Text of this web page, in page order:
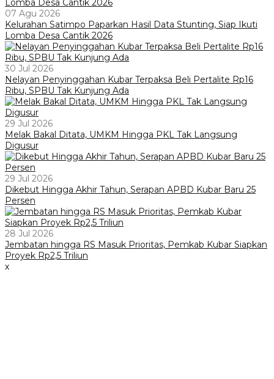
07 Agu 2026
Kelurahan Satimpo Paparkan Hasil Data Stunting, Siap Ikuti
Lomba Desa Cantik 2026
30 Jul 2026
Nelayan Penyinggahan Kubar Terpaksa Beli Pertalite Rp16
Ribu, SPBU Tak Kunjung Ada
29 Jul 2026
Melak Bakal Ditata, UMKM Hingga PKL Tak Langsung
Digusur
29 Jul 2026
Dikebut Hingga Akhir Tahun, Serapan APBD Kubar Baru 25
Persen
28 Jul 2026
Jembatan hingga RS Masuk Prioritas, Pemkab Kubar Siapkan
Proyek Rp2,5 Triliun
x